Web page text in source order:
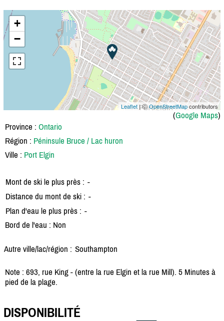
+
−
Leaflet | ⒸOpenStreetMapcontributors
(Google Maps)
Province : Ontario
Région : Péninsule Bruce / Lac huron
Ville : Port Elgin
Mont de ski le plus près : -
Distance du mont de ski : -
Plan d'eau le plus près : -
Bord de l'eau : Non
Autre ville/lac/région : Southampton
Note : 693, rue King - (entre la rue Elgin et la rue Mill). 5 Minutes à
pied de la plage.
DISPONIBILITÉ